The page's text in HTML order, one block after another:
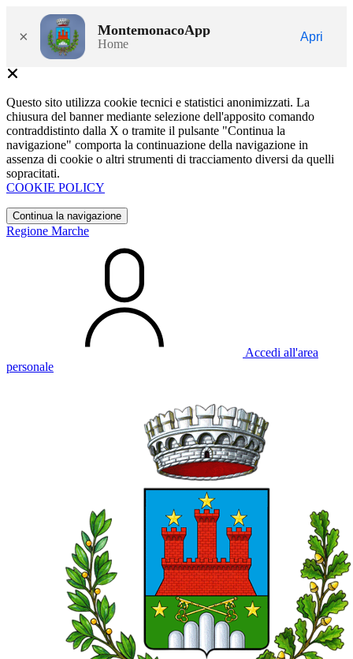
× MontemonacoApp
Home
Apri
Questo sito utilizza cookie tecnici e statistici anonimizzati. La
chiusura del banner mediante selezione dell'apposito comando
contraddistinto dalla X o tramite il pulsante "Continua la
navigazione" comporta la continuazione della navigazione in
assenza di cookie o altri strumenti di tracciamento diversi da quelli
sopracitati.
COOKIE POLICY
Continua la navigazione
Regione Marche
Accedi all'area
personale